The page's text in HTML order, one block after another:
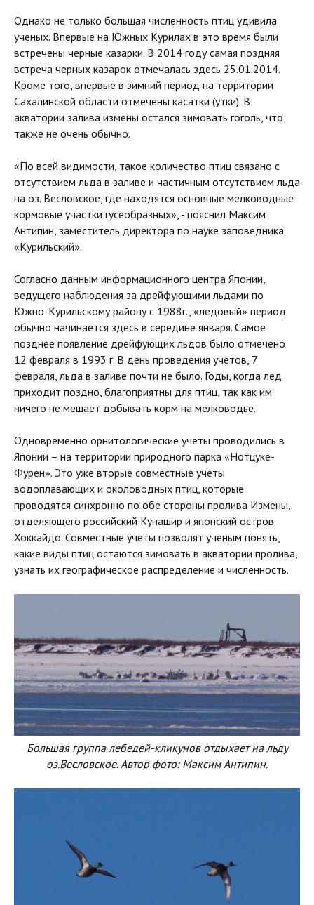
Однако не только большая численность птиц удивила
ученых. Впервые на Южных Курилах в это время были
встречены черные казарки. В 2014 году самая поздняя
встреча черных казарок отмечалась здесь 25.01.2014.
Кроме того, впервые в зимний период на территории
Сахалинской области отмечены касатки (утки). В
акватории залива измены остался зимовать гоголь, что
также не очень обычно.
«По всей видимости, такое количество птиц связано с
отсутствием льда в заливе и частичным отсутствием льда
на оз. Весловское, где находятся основные мелководные
кормовые участки гусеобразных», - пояснил Максим
Антипин, заместитель директора по науке заповедника
«Курильский».
Согласно данным информационного центра Японии,
ведущего наблюдения за дрейфующими льдами по
Южно-Курильскому району с 1988г., «ледовый» период
обычно начинается здесь в середине января. Самое
позднее появление дрейфующих льдов было отмечено
12 февраля в 1993 г. В день проведения учетов, 7
февраля, льда в заливе почти не было. Годы, когда лед
приходит поздно, благоприятны для птиц, так как им
ничего не мешает добывать корм на мелководье.
Одновременно орнитологические учеты проводились в
Японии – на территории природного парка «Нотцуке-
Фурен». Это уже вторые совместные учеты
водоплавающих и околоводных птиц, которые
проводятся синхронно по обе стороны пролива Измены,
отделяющего российский Кунашир и японский остров
Хоккайдо. Совместные учеты позволят ученым понять,
какие виды птиц остаются зимовать в акватории пролива,
узнать их географическое распределение и численность.
Большая группа лебедей-кликунов отдыхает на льду
оз.Весловское. Автор фото: Максим Антипин.